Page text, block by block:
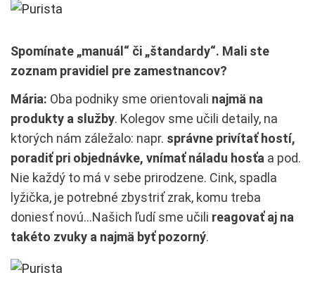
Spomínate „manuál“ či „štandardy“. Mali ste
zoznam pravidiel pre zamestnancov?
Mária: Oba podniky sme orientovali najmä na
produkty a služby. Kolegov sme učili detaily, na
ktorých nám záležalo: napr. správne privítať hostí,
poradiť pri objednávke, vnímať náladu hosťa a pod.
Nie každý to má v sebe prirodzene. Cink, spadla
lyžička, je potrebné zbystriť zrak, komu treba
doniesť novú…Našich ľudí sme učili reagovať aj na
takéto zvuky a najmä byť pozorný.